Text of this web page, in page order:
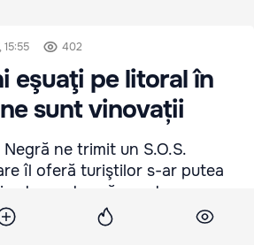
15:55 402
eşuaţi pe litoral în
sunt vinovații
ne trimit un S.O.S.
îl oferă turiştilor s-ar putea
pentru că aceste
pe cale de dispariţie la noi.